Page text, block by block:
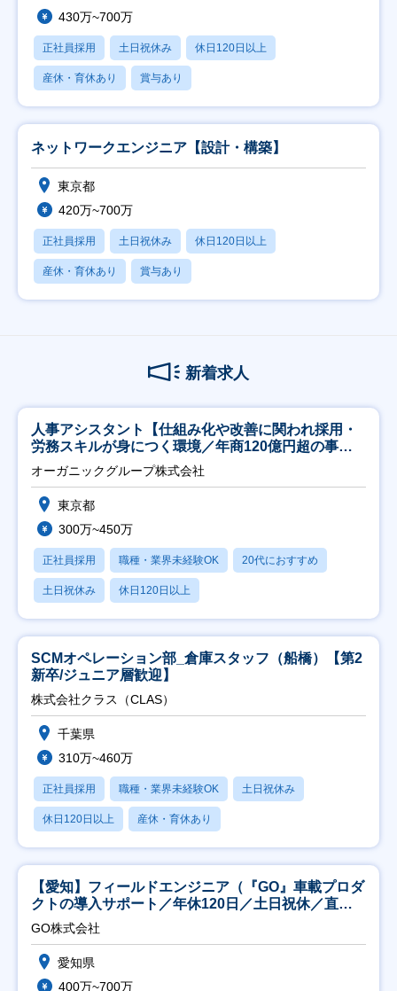
430万~700万
正社員採用 土日祝休み 休日120日以上
産休・育休あり 賞与あり
ネットワークエンジニア【設計・構築】
東京都
420万~700万
正社員採用 土日祝休み 休日120日以上
産休・育休あり 賞与あり
新着求人
人事アシスタント【仕組み化や改善に関われ採用・
労務スキルが身につく環境／年商120億円超の事業
会社】
オーガニックグループ株式会社
東京都
300万~450万
正社員採用 職種・業界未経験OK 20代におすすめ
土日祝休み 休日120日以上
SCMオペレーション部_倉庫スタッフ（船橋）【第2
新卒/ジュニア層歓迎】
株式会社クラス（CLAS）
千葉県
310万~460万
正社員採用 職種・業界未経験OK 土日祝休み
休日120日以上 産休・育休あり
【愛知】フィールドエンジニア（『GO』車載プロダ
クトの導入サポート／年休120日／土日祝休／直行
直帰
GO株式会社
愛知県
400万~700万